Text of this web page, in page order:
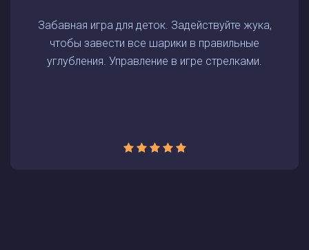
Забавная игра для деток. Задействуйте жука,
чтобы завести все шарики в правильные
углубления. Управление в игре стрелками.